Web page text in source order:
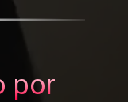
por